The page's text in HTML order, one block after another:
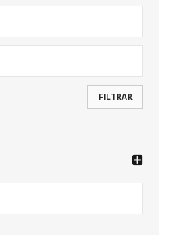
FILTRAR